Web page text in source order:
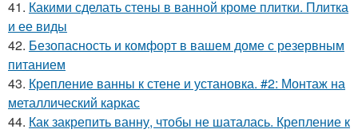
41. Какими сделать стены в ванной кроме плитки. Плитка
и ее виды
42. Безопасность и комфорт в вашем доме с резервным
питанием
43. Крепление ванны к стене и установка. #2: Монтаж на
металлический каркас
44. Как закрепить ванну, чтобы не шаталась. Крепление к